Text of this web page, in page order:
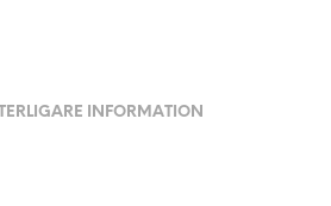
INFORMATION